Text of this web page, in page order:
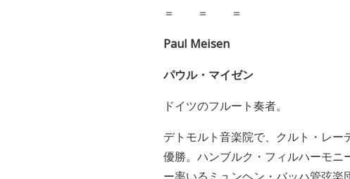
＝ ＝ ＝
Paul Meisen
パウル・マイゼン
ドイツのフルート奏者。
デトモルト音楽院で、クルト・レー
優勝。ハンブルク・フィルハーモ